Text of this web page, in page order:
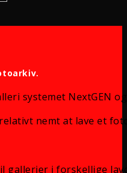
systemet NextGEN
nemt at lave et
gallerier i forskellige